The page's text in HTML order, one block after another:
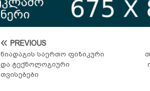
PREVIOUS
ნიადაგის საერთო ფიზიკური
და ტექნოლოგიური
თვისებები